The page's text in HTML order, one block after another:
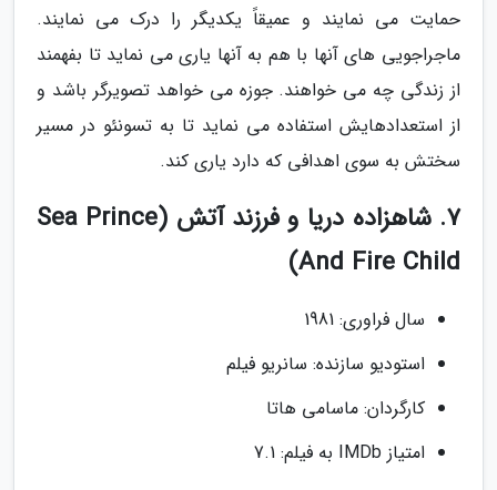
حمایت می نمایند و عمیقاً یکدیگر را درک می نمایند.
ماجراجویی های آنها با هم به آنها یاری می نماید تا بفهمند
از زندگی چه می خواهند. جوزه می خواهد تصویرگر باشد و
از استعدادهایش استفاده می نماید تا به تسونئو در مسیر
سختش به سوی اهدافی که دارد یاری کند.
7. شاهزاده دریا و فرزند آتش (Sea Prince
And Fire Child)
سال فراوری: 1981
استودیو سازنده: سانریو فیلم
کارگردان: ماسامی هاتا
امتیاز IMDb به فیلم: 7.1